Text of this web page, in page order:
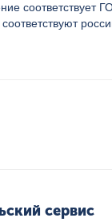
сервис